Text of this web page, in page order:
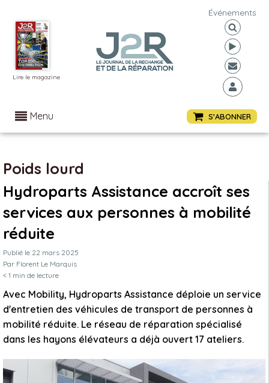
Lire le magazine
Événements
Menu S'ABONNER
Poids lourd
Hydroparts Assistance accroît ses
services aux personnes à mobilité
réduite
Publié le 22 mars 2025
Par Florent Le Marquis
< 1 min de lecture
Avec Mobility, Hydroparts Assistance déploie un service
d'entretien des véhicules de transport de personnes à
mobilité réduite. Le réseau de réparation spécialisé
dans les hayons élévateurs a déjà ouvert 17 ateliers.